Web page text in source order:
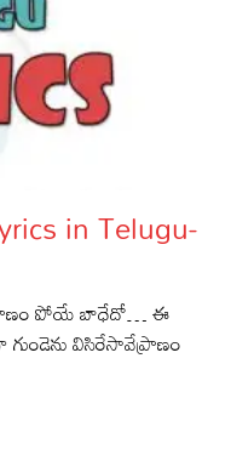
in Telugu-
పోయే బాధేదో… ఈ
విసిరేసావేప్రాణం